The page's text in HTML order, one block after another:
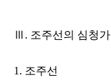
Ⅲ. 조주선의 심청가
1. 조주선